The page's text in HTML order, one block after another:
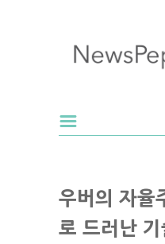
우버의 자율
로 드러난